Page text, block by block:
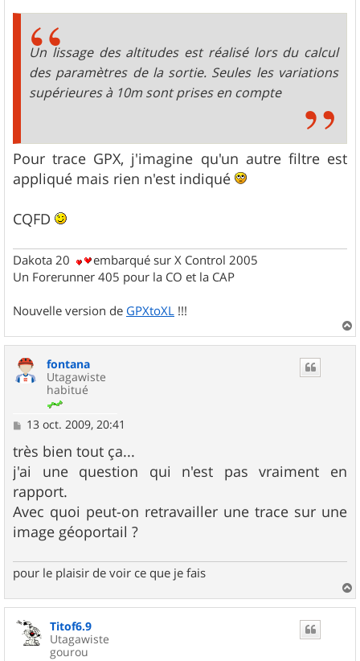
Un lissage des altitudes est réalisé lors du calcul
des paramètres de la sortie. Seules les variations
supérieures à 10m sont prises en compte
Pour trace GPX, j'imagine qu'un autre filtre est
appliqué mais rien n'est indiqué
CQFD
Dakota 20
embarqué sur X Control 2005
Un Forerunner 405 pour la CO et la CAP
Nouvelle version de GPXtoXL !!!
a
fontana
Utagawiste
habitué
M
s
s
a
g
e
13 oct. 2009, 20:41
très bien tout ça...
j'ai une question qui n'est pas vraiment en
rapport.
Avec quoi peut-on retravailler une trace sur une
image géoportail ?
pour le plaisir de voir ce que je fais
a
Titof6.9
Utagawiste
gourou